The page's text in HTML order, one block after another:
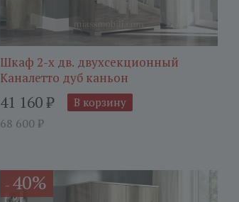
Шкаф 2-х дв. двухсекционный
Каналетто дуб каньон
41 160₽
68 600 ₽
В корзину
- 40%